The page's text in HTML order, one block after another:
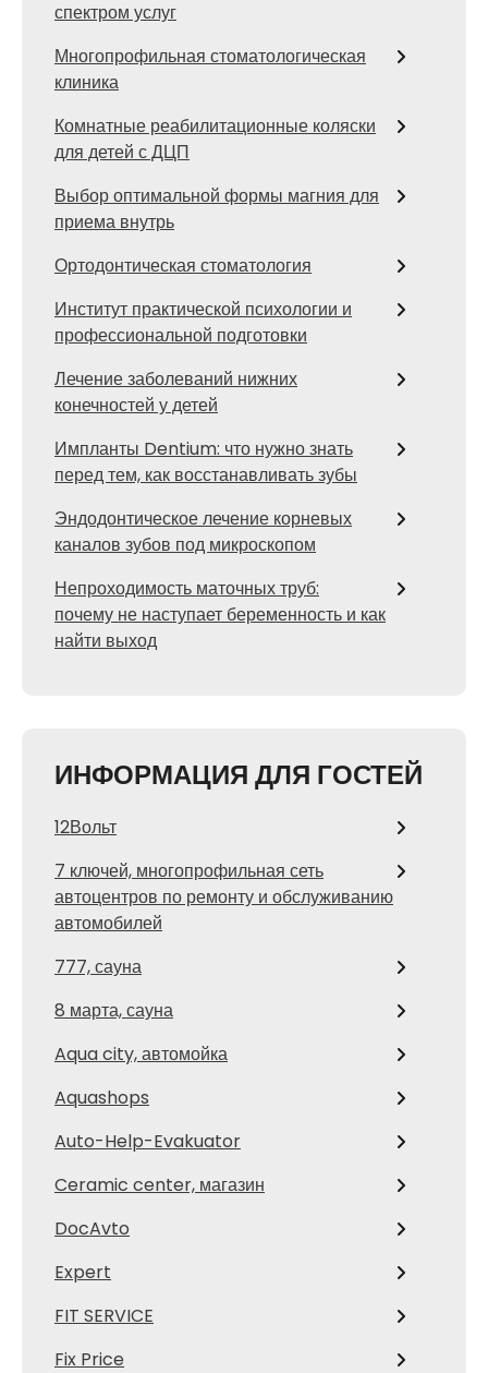
спектром услуг
Многопрофильная стоматологическая
клиника
Комнатные реабилитационные коляски
для детей с ДЦП
Выбор оптимальной формы магния для
приема внутрь
Ортодонтическая стоматология
Институт практической психологии и
профессиональной подготовки
Лечение заболеваний нижних
конечностей у детей
Импланты Dentium: что нужно знать
перед тем, как восстанавливать зубы
Эндодонтическое лечение корневых
каналов зубов под микроскопом
Непроходимость маточных труб:
почему не наступает беременность и как
найти выход
ИНФОРМАЦИЯ ДЛЯ ГОСТЕЙ
12Вольт
7 ключей, многопрофильная сеть
автоцентров по ремонту и обслуживанию
автомобилей
777, сауна
8 марта, сауна
Aqua city, автомойка
Aquashops
Auto-Help-Evakuator
Ceramic center, магазин
DocAvto
Expert
FIT SERVICE
Fix Price